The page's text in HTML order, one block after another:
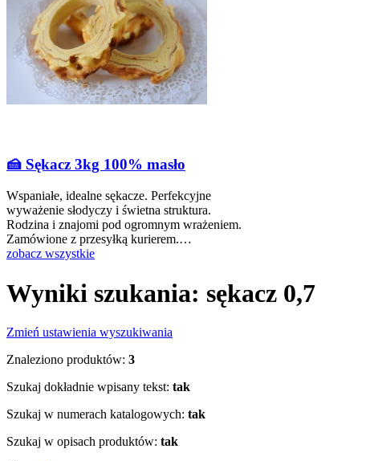
🍰 Sękacz 3kg 100% masło
Wspaniałe, idealne sękacze. Perfekcyjne
wyważenie słodyczy i świetna struktura.
Rodzina i znajomi pod ogromnym wrażeniem.
Zamówione z przesyłką kurierem.…
zobacz wszystkie
Wyniki szukania: sękacz 0,7
Zmień ustawienia wyszukiwania
Znaleziono produktów: 3
Szukaj dokładnie wpisany tekst: tak
Szukaj w numerach katalogowych: tak
Szukaj w opisach produktów: tak